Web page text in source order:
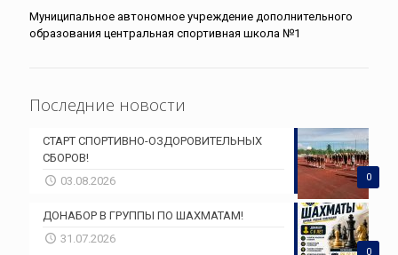
Муниципальное автономное учреждение дополнительного
образования центральная спортивная школа №1
Последние новости
0
СТАРТ СПОРТИВНО-ОЗДОРОВИТЕЛЬНЫХ
СБОРОВ!
03.08.2026
0
ДОНАБОР В ГРУППЫ ПО ШАХМАТАМ!
31.07.2026